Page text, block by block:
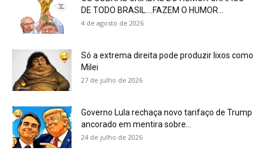
DE TODO BRASIL….FAZEM O HUMOR...
4 de agosto de 2026
Só a extrema direita pode produzir lixos como
Milei
27 de julho de 2026
Governo Lula rechaça novo tarifaço de Trump
ancorado em mentira sobre...
24 de julho de 2026